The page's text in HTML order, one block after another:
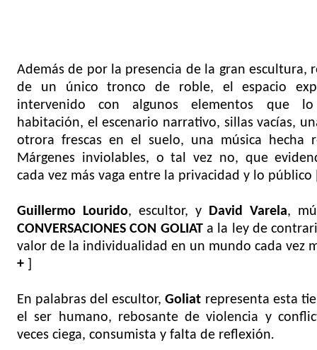
Además de por la presencia de la gran escultura,
de un único tronco de roble, el espacio
intervenido con algunos elementos que
habitación, el escenario narrativo, sillas vacías,
otrora frescas en el suelo, una música hecha
Márgenes inviolables, o tal vez no, que
cada vez más vaga entre la privacidad y lo público
Guillermo Lourido, escultor, y David Varela,
CONVERSACIONES CON GOLIATa la ley de
valor de la individualidad en un mundo cada vez
+ ]
En palabras del escultor,Goliat representa esta
el ser humano, rebosante de violencia y
veces ciega, consumista y falta de reflexión.